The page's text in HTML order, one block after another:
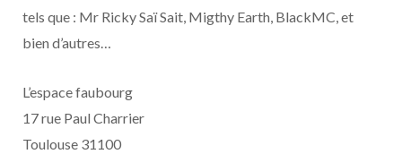
tels que : Mr Ricky Saï Sait, Migthy Earth, BlackMC, et
bien d’autres…
L’espace faubourg
17 rue Paul Charrier
Toulouse 31100